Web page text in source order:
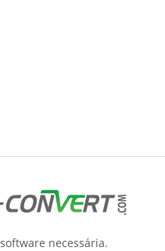
necessária.